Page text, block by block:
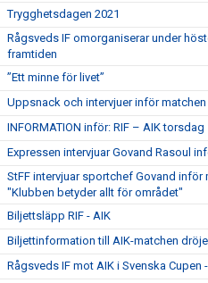
Trygghetsdagen 2021
Rågsveds IF omorganiserar under
framtiden
”Ett minne för livet”
Uppsnack och intervjuer inför
INFORMATION inför: RIF – AIK torsdag
Expressen intervjuar Govand Rasoul
StFF intervjuar sportchef Govand inför
"Klubben betyder allt för området"
Biljettsläpp RIF - AIK
Biljettinformation till AIK-matchen
Rågsveds IF mot AIK i Svenska Cupen